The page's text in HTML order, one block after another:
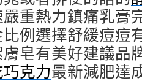
重熱力鎮痛乳膏
例選擇舒緩痘痘
皂有美好建議品
巧克力最新減肥達